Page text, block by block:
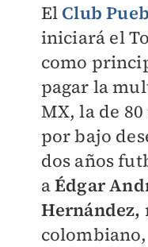
El Club
iniciará el
como
pagar la
MX, la de
por bajo
dos años
aÉdgar
Hernández,